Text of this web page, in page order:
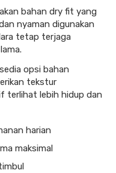
bahan dry fit yang
nyaman digunakan
tetap terjaga
opsi bahan
tekstur
terlihat lebih hidup dan
harian
maksimal